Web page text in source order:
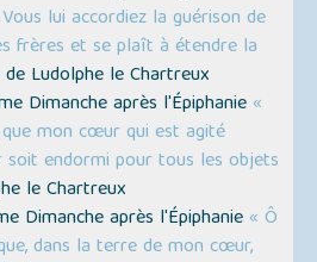
lui accordiez la guérison de
frères et se plaît à étendre la
de Ludolphe le Chartreux
Dimanche après l'Épiphanie «
que mon cœur qui est agité
endormi pour tous les objets
le Chartreux
Dimanche après l'Épiphanie « Ô
dans la terre de mon cœur,